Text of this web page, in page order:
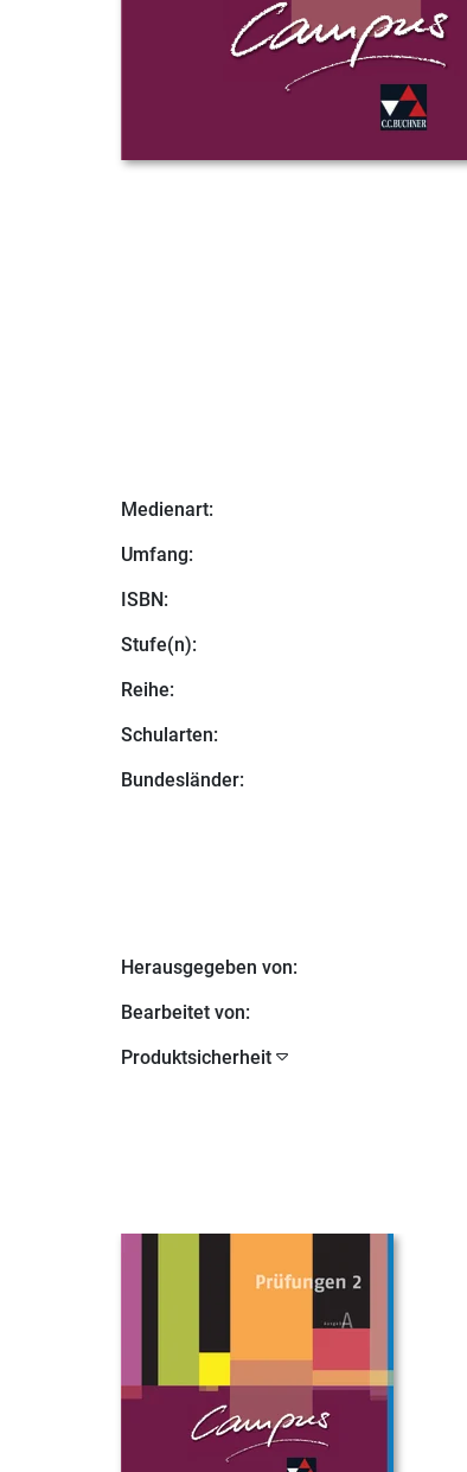
Medienart:
Umfang:
ISBN:
Stufe(n):
Reihe:
Schularten:
Bundesländer:
Herausgegeben von:
Bearbeitet von:
Produktsicherheit